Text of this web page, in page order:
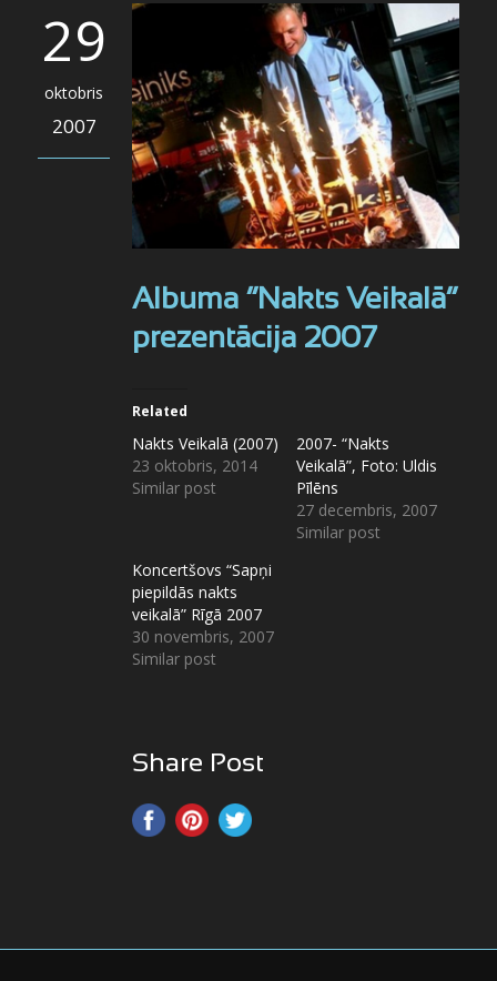
29
oktobris
2007
Albuma “Nakts Veikalā”
prezentācija 2007
Related
Nakts Veikalā (2007)
23 oktobris, 2014
Similar post
2007- “Nakts
Veikalā”, Foto: Uldis
Pīlēns
27 decembris, 2007
Similar post
Koncertšovs “Sapņi
piepildās nakts
veikalā” Rīgā 2007
30 novembris, 2007
Similar post
Share Post